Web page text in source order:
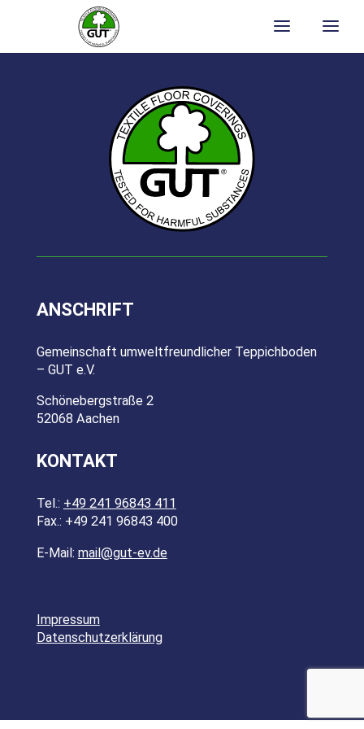
ANSCHRIFT
Gemeinschaft umweltfreundlicher Teppichboden
– GUT e.V.
Schönebergstraße 2
52068 Aachen
KONTAKT
Tel.: +49 241 96843 411
Fax.: +49 241 96843 400
E-Mail: mail@gut-ev.de
Impressum
Datenschutzerklärung